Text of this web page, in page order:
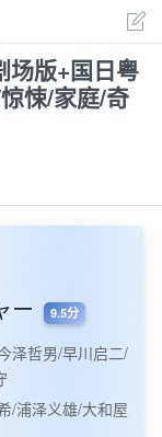
场版+国日粤
悚/家庭/奇
ー 9.5分
泽哲男/早川启二/
/浦泽义雄/大和屋